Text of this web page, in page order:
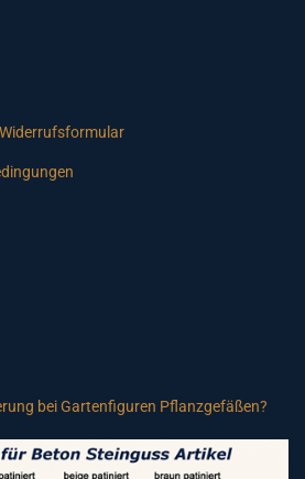
bei Gartenfiguren Pflanzgefäßen?